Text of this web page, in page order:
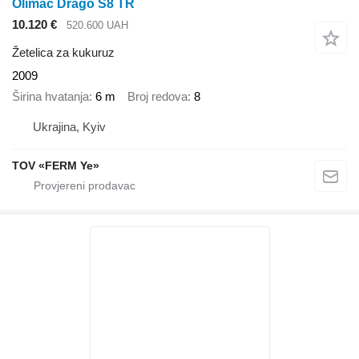
Olimac Drago S8 TR
10.120 €
520.600 UAH
Žetelica za kukuruz
2009
Širina hvatanja 6 m Broj redova 8
Ukrajina, Kyiv
TOV «FERM Ye»